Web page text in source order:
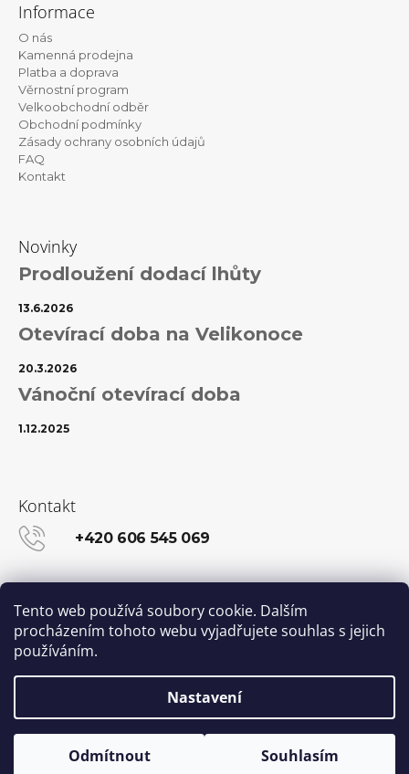
Tento web používá soubory cookie. Dalším
procházením tohoto webu vyjadřujete souhlas s jejich
používáním.
Nastavení
Odmítnout Souhlasím
Informace
O nás
Kamenná prodejna
Platba a doprava
Věrnostní program
Velkoobchodní odběr
Obchodní podmínky
Zásady ochrany osobních údajů
FAQ
Kontakt
Novinky
Prodloužení dodací lhůty
13.6.2026
Otevírací doba na Velikonoce
20.3.2026
Vánoční otevírací doba
1.12.2025
Kontakt
+420 606 545 069
Vytvořil Shoptet
© 2026 Kanekalon-STORE.cz. Všechna práva
vyhrazena.Upravit nastavení cookies